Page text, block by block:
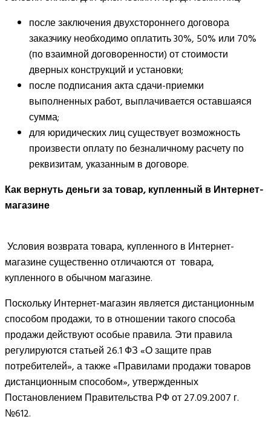
после заключения двухстороннего договора
заказчику необходимо оплатить 30%, 50% или 70%
(по взаимной договоренности) от стоимости
дверных конструкций и установки;
после подписания акта сдачи-приемки
выполненных работ, выплачивается оставшаяся
сумма;
для юридических лиц существует возможность
произвести оплату по безналичному расчету по
реквизитам, указанным в договоре.
Как вернуть деньги за товар, купленный в Интернет-
магазине
Условия возврата товара, купленного в Интернет-
магазине существенно отличаются от товара,
купленного в обычном магазине.
Поскольку Интернет-магазин является дистанционным
способом продажи, то в отношении такого способа
продажи действуют особые правила. Эти правила
регулируются статьей 26.1 ФЗ «О защите прав
потребителей», а также «Правилами продажи товаров
дистанционным способом», утвержденных
Постановлением Правительства РФ от 27.09.2007 г.
№612.